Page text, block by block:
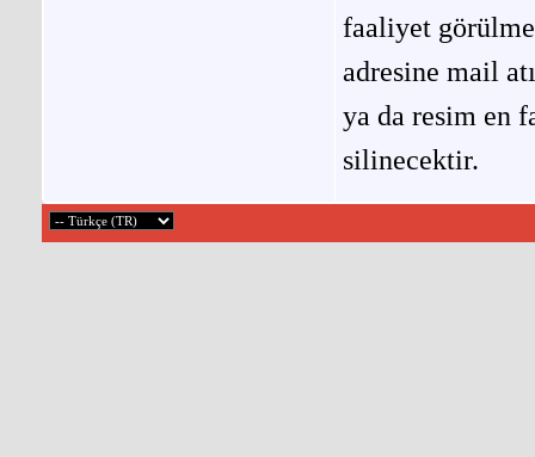
faaliyet
adresine mail
ya da resim en
silinecektir.